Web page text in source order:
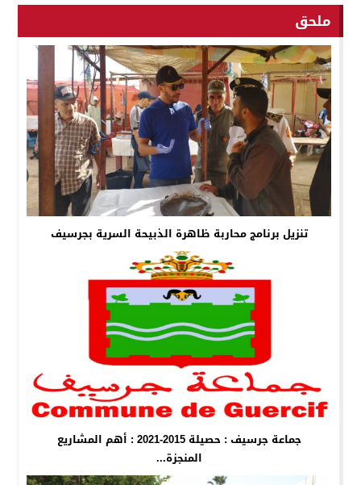
ملحق
تنزيل برنامج محاربة ظاهرة الذبيحة السرية بجرسيف
جماعة جرسيف : حصيلة 2015-2021 : أهم المشاريع
المنجزة...